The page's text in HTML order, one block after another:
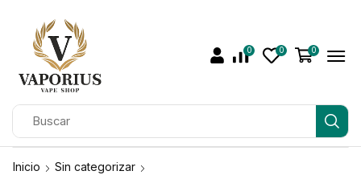
0 0 0
Inicio
Sin categorizar